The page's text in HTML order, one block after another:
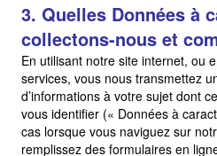
3. Quelles Données à
collectons-nous et
En utilisant notre site internet, ou
services, vous nous transmettez
d’informations à votre sujet dont
vous identifier (« Données à
cas lorsque vous naviguez sur
remplissez des formulaires en